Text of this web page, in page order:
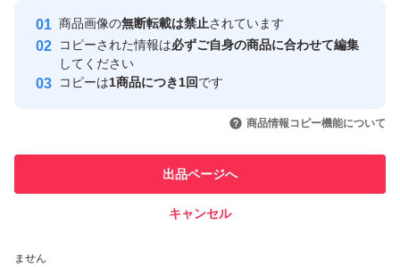
安心取引出品者
心・安全なユーザーです
取引実績
引を完了させた実績があります
での取引実績があります
ません
商品画像の無断転載は禁止されています
コピーされた情報は必ずご自身の商品に合わせて編集
してください
コピーは1商品につき1回です
商品情報コピー機能について
出品ページへ
キャンセル